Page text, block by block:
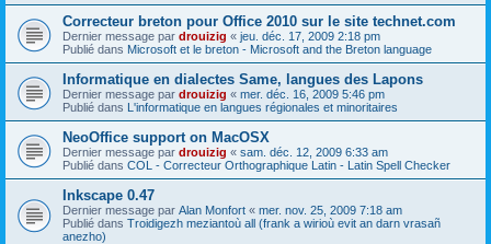
Correcteur breton pour Office 2010 sur le site technet.com
Dernier message par drouizig « jeu. déc. 17, 2009 2:18 pm
Publié dans Microsoft et le breton - Microsoft and the Breton language
Informatique en dialectes Same, langues des Lapons
Dernier message par drouizig « mer. déc. 16, 2009 5:46 pm
Publié dans L'informatique en langues régionales et minoritaires
NeoOffice support on MacOSX
Dernier message par drouizig « sam. déc. 12, 2009 6:33 am
Publié dans COL - Correcteur Orthographique Latin - Latin Spell Checker
Inkscape 0.47
Dernier message par Alan Monfort « mer. nov. 25, 2009 7:18 am
Publié dans Troidigezh meziantoù all (frank a wirioù evit an darn vrasañ
anezho)